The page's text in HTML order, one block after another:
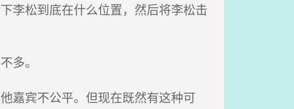
李松到底在什么位置，然后将李松击
多。
嘉宾不公平。但现在既然有这种可